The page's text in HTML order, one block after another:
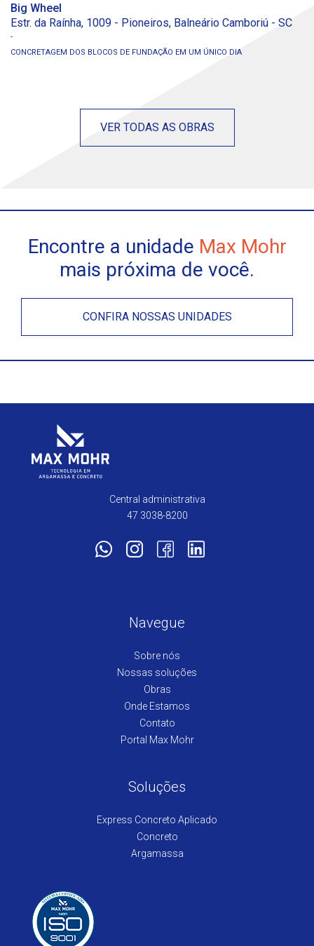
Big Wheel
Estr. da Raínha, 1009 - Pioneiros, Balneário Camboriú - SC
CONCRETAGEM DOS BLOCOS DE FUNDAÇÃO EM UM ÚNICO DIA
VER TODAS AS OBRAS
Encontre a unidade Max Mohr
mais próxima de você.
CONFIRA NOSSAS UNIDADES
Central administrativa
47 3038-8200
Navegue
Sobre nós
Nossas soluções
Obras
Onde Estamos
Contato
Portal Max Mohr
Soluções
Express Concreto Aplicado
Concreto
Argamassa